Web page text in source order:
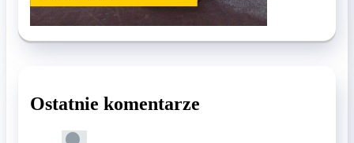
Ostatnie komentarze